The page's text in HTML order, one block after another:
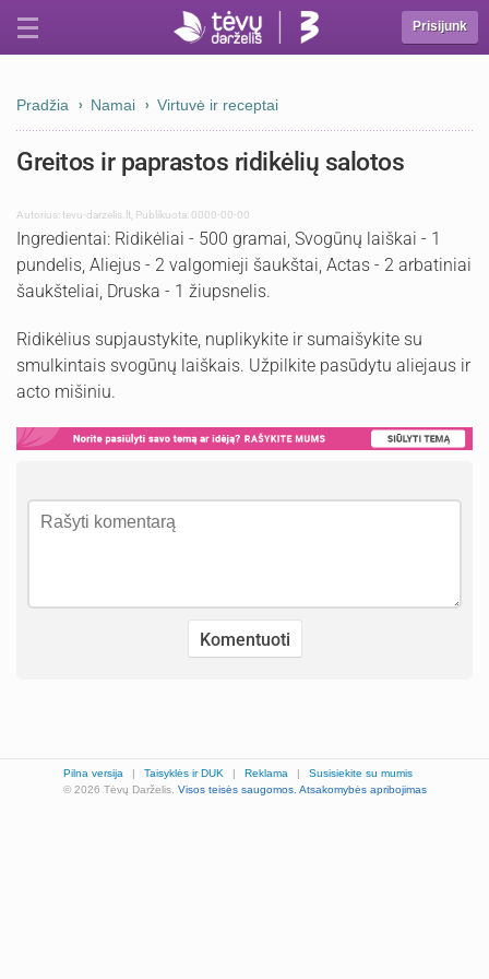
Prisijunk
Pradžia Namai Virtuvė ir receptai
Greitos ir paprastos ridikėlių salotos
Autorius:tevu-darzelis.lt Publikuota: 0000-00-00
Ingredientai: Ridikėliai - 500 gramai, Svogūnų laiškai - 1
pundelis, Aliejus - 2 valgomieji šaukštai, Actas - 2 arbatiniai
šaukšteliai, Druska - 1 žiupsnelis.
Ridikėlius supjaustykite, nuplikykite ir sumaišykite su
smulkintais svogūnų laiškais. Užpilkite pasūdytu aliejaus ir
acto mišiniu.
Pilna versija | Taisyklės ir DUK | Reklama |
Susisiekite su mumis
© 2026 Tėvų Darželis. Visos teisės saugomos. Atsakomybės apribojimas